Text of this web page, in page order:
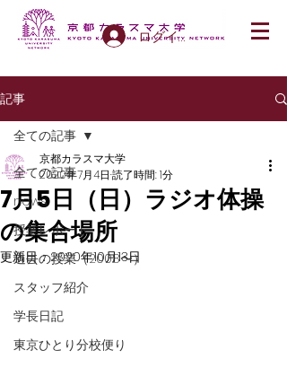
ログイン
記事
全ての記事
news
授業レポート
過去の授業（2008〜）
スタッフ紹介
学長日記
東京ひとり分校便り
全ての記事
7月5日（日）ラジオ体操
の集合場所
京都カラスマ大学
2020年7月4日 読了時間: 1分
更新日：2020年10月13日